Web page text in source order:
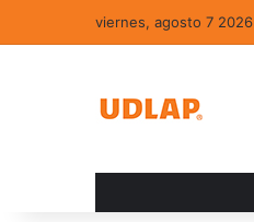
viernes, agosto 7 2026